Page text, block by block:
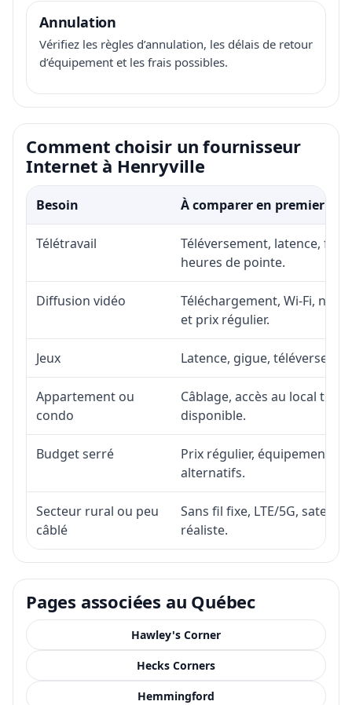
Annulation
Vérifiez les règles d’annulation, les délais de retour
d’équipement et les frais possibles.
Comment choisir un fournisseur
Internet à Henryville
Besoin À comparer en premier
Télétravail
Téléversement, latence,
heures de pointe.
Diffusion vidéo
Téléchargement, Wi-Fi,
et prix régulier.
Jeux Latence, gigue,
Appartement ou
condo
Câblage, accès au local
disponible.
Budget serré
Prix régulier, équipement,
alternatifs.
Secteur rural ou peu
câblé
Sans fil fixe, LTE/5G,
réaliste.
Pages associées au Québec
Hawley's Corner
Hecks Corners
Hemmingford